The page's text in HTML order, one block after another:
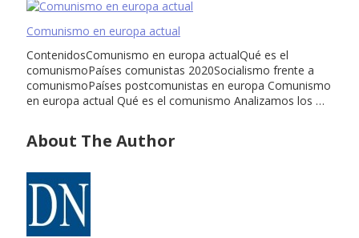
Comunismo en europa actual
ContenidosComunismo en europa actualQué es el
comunismoPaíses comunistas 2020Socialismo frente a
comunismoPaíses postcomunistas en europa Comunismo
en europa actual Qué es el comunismo Analizamos los …
About The Author